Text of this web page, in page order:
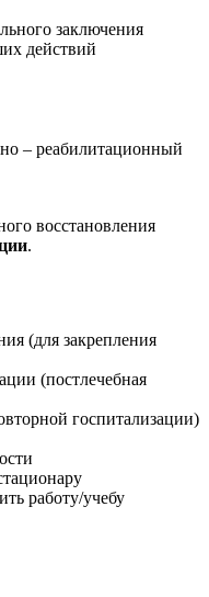
заключения
действий
– реабилитационный
восстановления
.
(для закрепления
(постлечебная
госпитализации)
работу/учебу